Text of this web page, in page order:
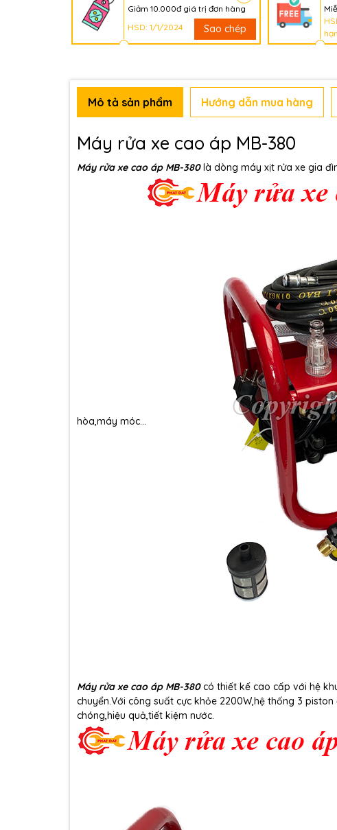
Giảm 10.000đ giá trị đơn hàng
HSD: 1/1/2024
Sao chép
hạn
Mô tả sản phẩm Hướng dẫn mua hàng
Máy rửa xe cao áp MB-380
Máy rửa xe cao áp MB-380là dòng máy xịt rửa xe gia
hòa,máy móc...
Máy rửa xe cao áp MB-380có thiết kế cao cấp với hệ
chuyển.Với công suất cực khỏe 2200W,hệ thống 3
chóng,hiệu quả,tiết kiệm nước.